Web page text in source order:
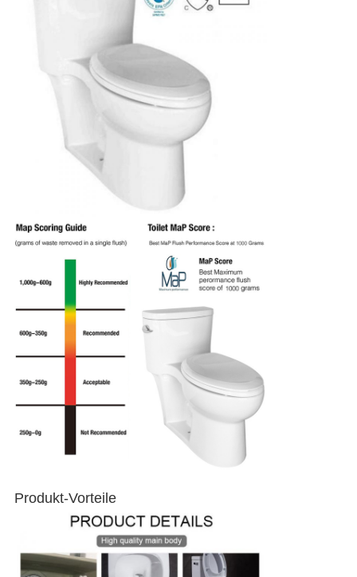
Produkt-Vorteile